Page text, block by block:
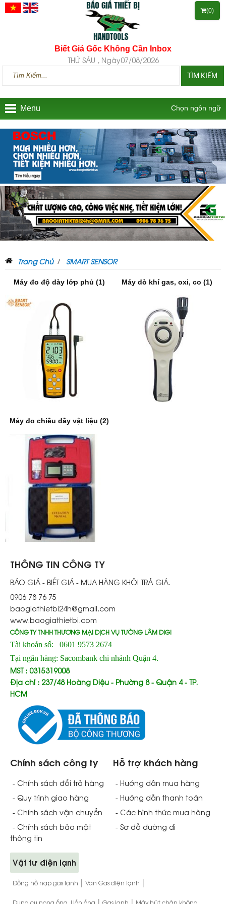
Biết Giá Gốc Không Cần Inbox
THỨ SÁU , Ngày07/08/2026
TÌM KIẾM
Menu Chọn ngôn ngữ
(0)
Trang Chủ SMART SENSOR
Máy đo độ dày lớp phủ (1) Máy dò khí gas, oxi, co (1)
Máy đo chiều dầy vật liệu (2)
THÔNG TIN CÔNG TY
BÁO GIÁ - BIẾT GIÁ - MUA HÀNG KHỎI TRẢ GIÁ.
0906 78 76 75
baogiathietbi24h@gmail.com
www.baogiathietbi.com
CÔNG TY TNHH THƯƠNG MẠI DỊCH VỤ TƯỜNG LÂM DIGI
Tài khoản số: 0601 9573 2674
Tại ngân hàng: Sacombank chi nhánh Quận 4.
MST : 0315319008
Địa chỉ : 237/48 Hoàng Diệu - Phường 8 - Quận 4 - TP.
HCM
Chính sách công ty
- Chính sách đổi trả hàng
- Quy trình giao hàng
- Chính sách vận chuyển
- Chính sách bảo mật
thông tin
Hỗ trợ khách hàng
- Hướng dẫn mua hàng
- Hướng dẫn thanh toán
- Các hình thức mua hàng
- Sơ đồ đường đi
Vật tư điện lạnh
Đồng hồ nạp gas lạnh | Van Gas điện lạnh |
| |